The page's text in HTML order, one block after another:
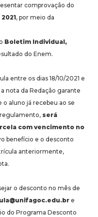
comprovação do
, por meio da
Boletim Individual,
do Enem.
entre os dias 18/10/2021 e
nota da Redação garante
aluno já recebeu ao se
será
com vencimento no
benefício e o desconto
anteriormente,
o desconto no mês de
e
do Programa Desconto